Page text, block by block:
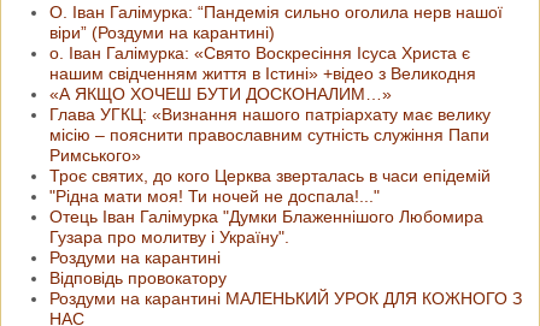
О. Іван Галімурка: “Пандемія сильно оголила нерв нашої
віри” (Роздуми на карантині)
о. Іван Галімурка: «Свято Воскресіння Ісуса Христа є
нашим свідченням життя в Істині» +відео з Великодня
«А ЯКЩО ХОЧЕШ БУТИ ДОСКОНАЛИМ…»
Глава УГКЦ: «Визнання нашого патріархату має велику
місію – пояснити православним сутність служіння Папи
Римського»
Троє святих, до кого Церква зверталась в часи епідемій
"Рідна мати моя! Ти ночей не доспала!..."
Отець Іван Галімурка "Думки Блаженнішого Любомира
Гузара про молитву і Україну".
Роздуми на карантині
Відповідь провокатору
Роздуми на карантині МАЛЕНЬКИЙ УРОК ДЛЯ КОЖНОГО З
НАС